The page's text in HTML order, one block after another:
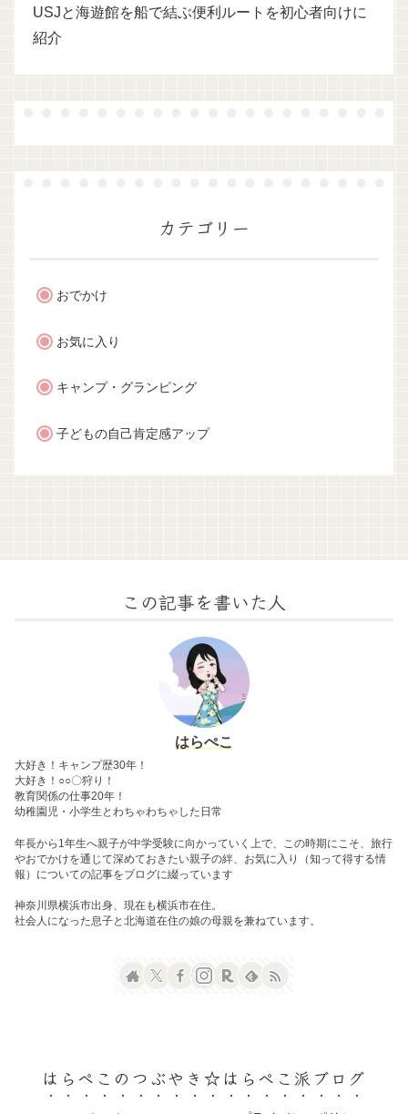
USJと海遊館を船で結ぶ便利ルートを初心者向けに
紹介
カテゴリー
おでかけ
お気に入り
キャンプ・グランピング
子どもの自己肯定感アップ
この記事を書いた人
はらぺこ
大好き！キャンプ歴30年！
大好き！○○〇狩り！
教育関係の仕事20年！
幼稚園児・小学生とわちゃわちゃした日常
年長から1年生へ親子が中学受験に向かっていく上で、この時期にこそ、旅行
やおでかけを通じて深めておきたい親子の絆、お気に入り（知って得する情
報）についての記事をブログに綴っています
神奈川県横浜市出身、現在も横浜市在住。
社会人になった息子と北海道在住の娘の母親を兼ねています。
はらぺこのつぶやき☆はらぺこ派ブログ